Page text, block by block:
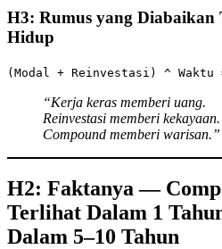
H3: Rumus yang Diabaikan
Hidup
(Modal + Reinvestasi) ^ Waktu
“Kerja keras memberi uang.
Reinvestasi memberi kekayaan.
Compound memberi warisan.”
H2: Faktanya —
Terlihat Dalam 1
Dalam 5–10 Tahun